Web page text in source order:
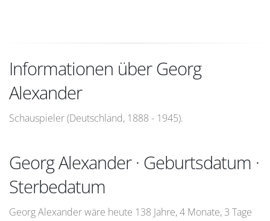
Informationen über Georg
Alexander
Schauspieler (Deutschland, 1888 - 1945).
Georg Alexander · Geburtsdatum ·
Sterbedatum
Georg Alexander wäre heute 138 Jahre, 4 Monate, 3 Tage